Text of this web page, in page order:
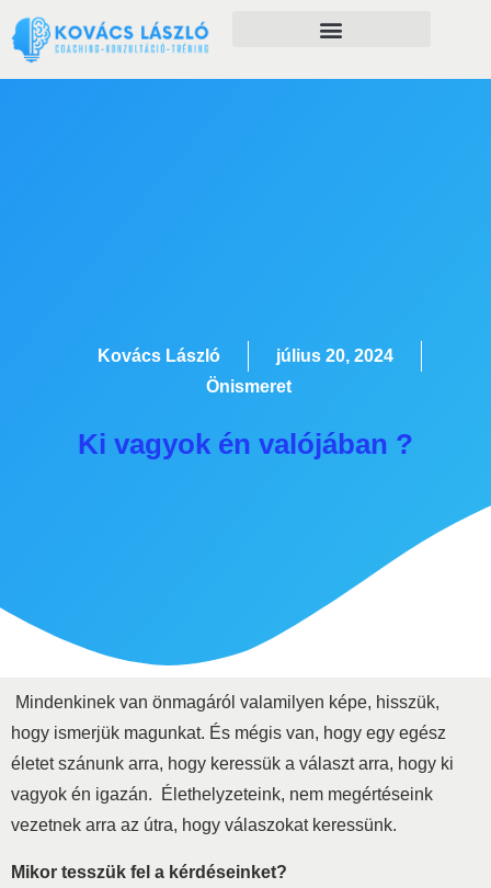
Kovács László
július 20, 2024
Önismeret
Ki vagyok én valójában ?
Mindenkinek van önmagáról valamilyen képe, hisszük,
hogy ismerjük magunkat. És mégis van, hogy egy egész
életet szánunk arra, hogy keressük a választ arra, hogy ki
vagyok én igazán. Élethelyzeteink, nem megértéseink
vezetnek arra az útra, hogy válaszokat keressünk.
Mikor tesszük fel a kérdéseinket?